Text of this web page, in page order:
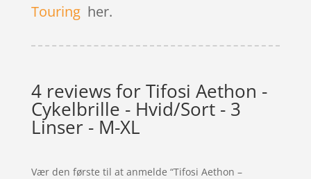
Touringher.
4 reviews forTifosi Aethon -
Cykelbrille - Hvid/Sort - 3
Linser - M-XL
Vær den første til at anmelde “Tifosi Aethon –